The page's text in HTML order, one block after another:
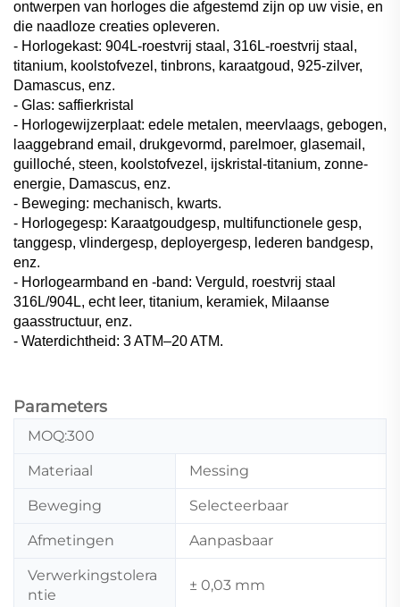
ontwerpen van horloges die afgestemd zijn op uw visie, en
die naadloze creaties opleveren.
- Horlogekast: 904L-roestvrij staal, 316L-roestvrij staal,
titanium, koolstofvezel, tinbrons, karaatgoud, 925-zilver,
Damascus, enz.
- Glas: saffierkristal
- Horlogewijzerplaat: edele metalen, meervlaags, gebogen,
laaggebrand email, drukgevormd, parelmoer, glasemail,
guilloché, steen, koolstofvezel, ijskristal-titanium, zonne-
energie, Damascus, enz.
- Beweging: mechanisch, kwarts.
- Horlogegesp: Karaatgoudgesp, multifunctionele gesp,
tanggesp, vlindergesp, deployergesp, lederen bandgesp,
enz.
- Horlogearmband en -band: Verguld, roestvrij staal
316L/904L, echt leer, titanium, keramiek, Milaanse
gaasstructuur, enz.
- Waterdichtheid: 3 ATM–20 ATM.
Parameters
MOQ:300
Materiaal Messing
Beweging Selecteerbaar
Afmetingen Aanpasbaar
Verwerkingstolera
ntie
± 0,03 mm